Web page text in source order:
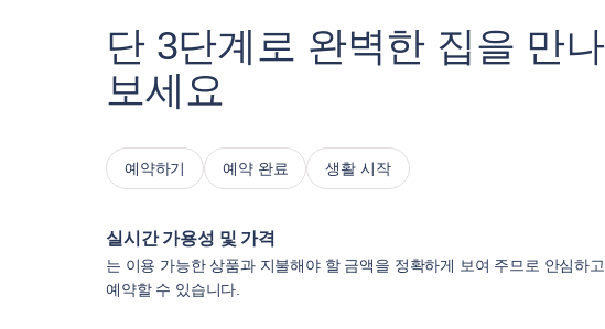
단 3단계로 완벽한 집을 만나
보세요
예약하기 예약 완료 생활 시작
실시간 가용성 및 가격
는 이용 가능한 상품과 지불해야 할 금액을 정확하게 보여 주므로 안심하고
예약할 수 있습니다.